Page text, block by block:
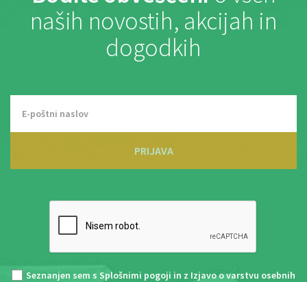
naših novostih, akcijah in
dogodkih
PRIJAVA
Seznanjen sem s Splošnimi pogoji in z Izjavo o varstvu osebnih